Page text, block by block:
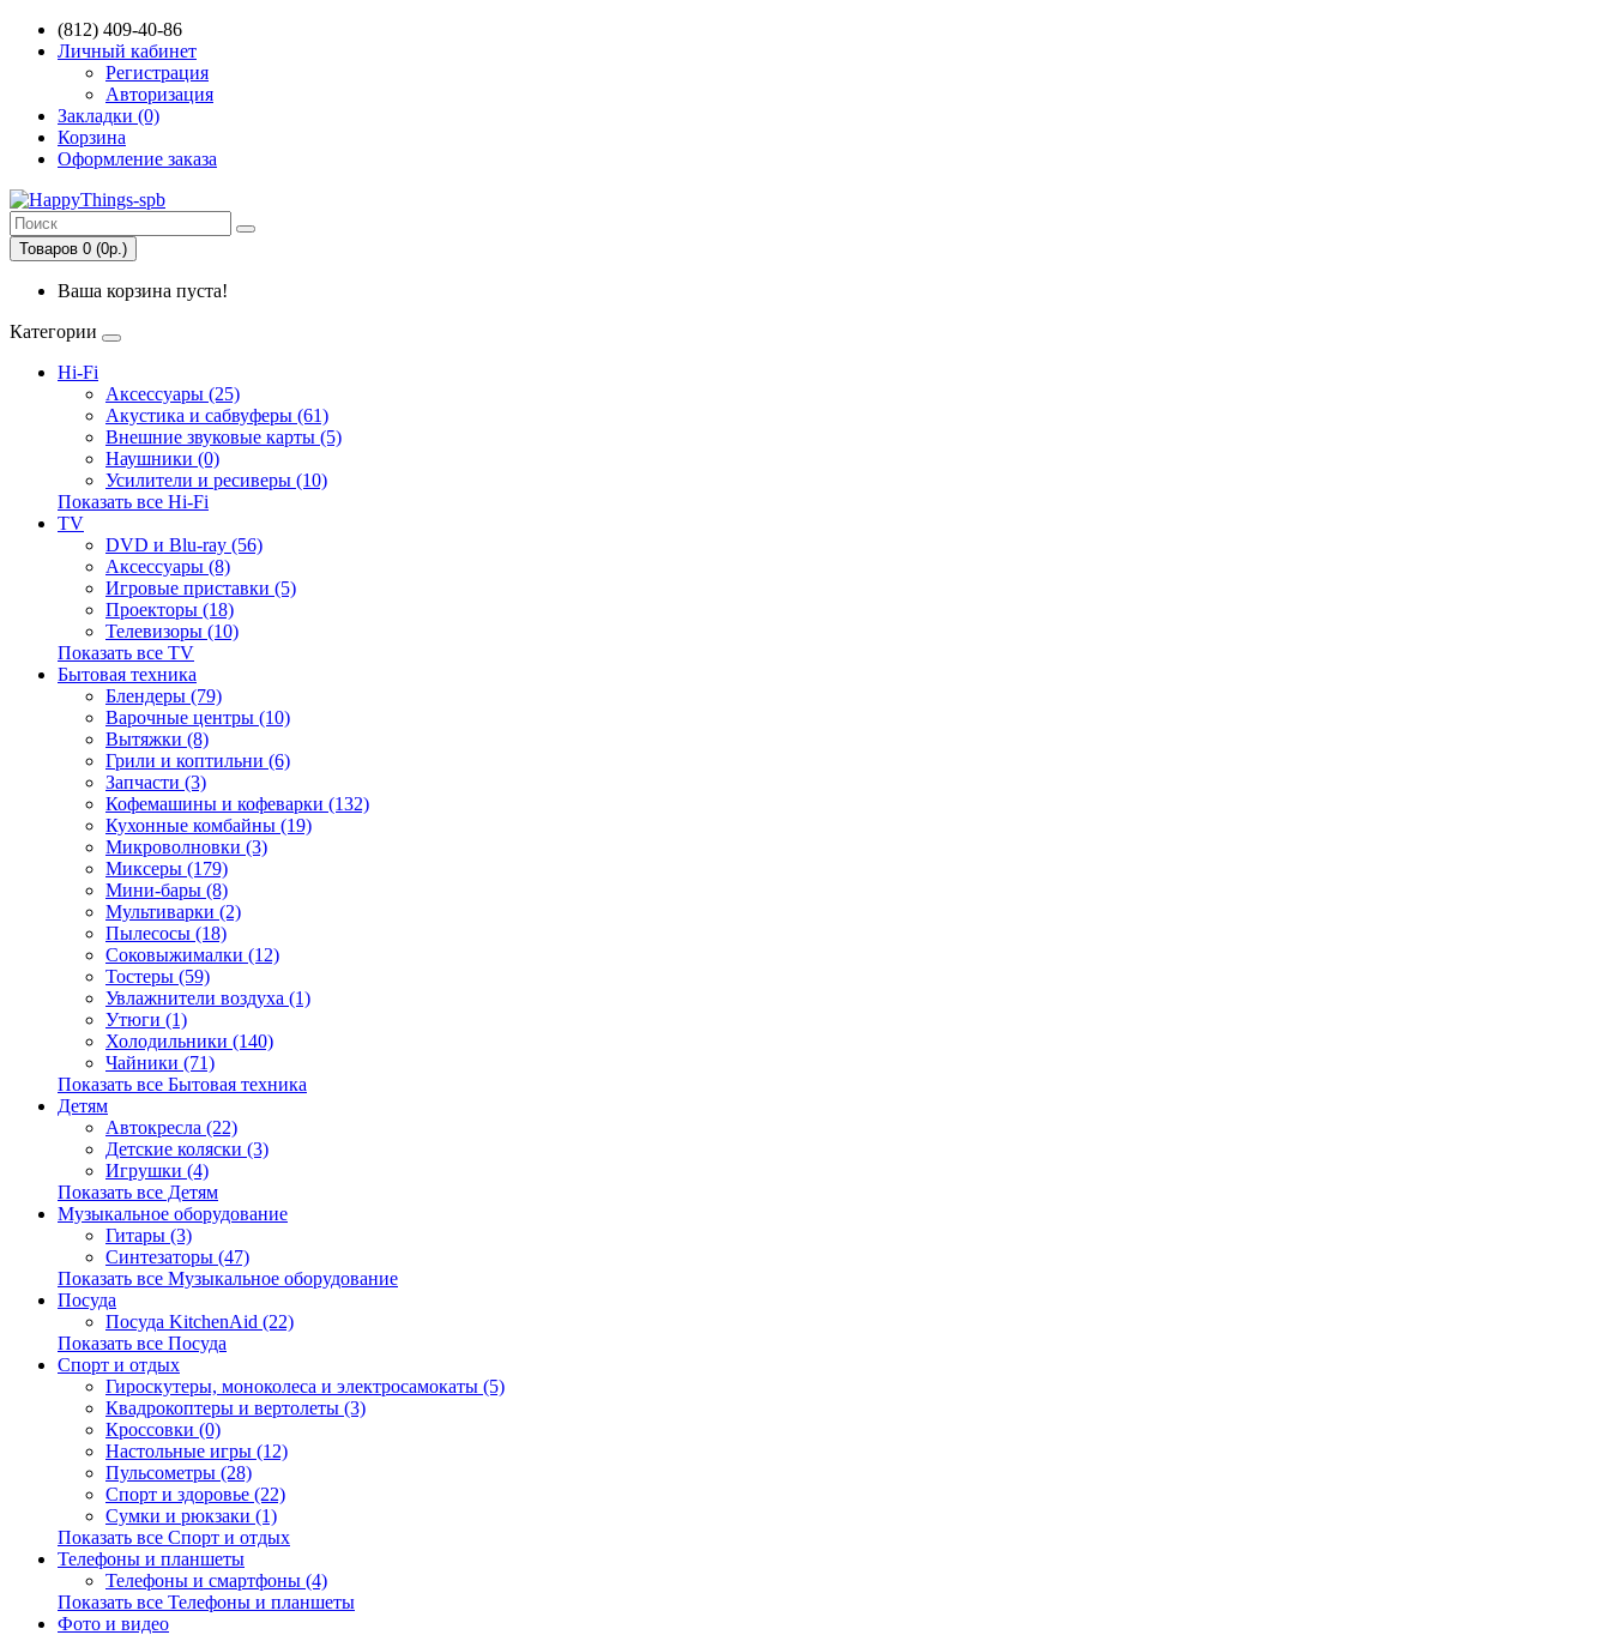
(812) 409-40-86
Личный кабинет
Регистрация
Авторизация
Закладки (0)
Корзина
Оформление заказа
Товаров 0 (0р.)
Ваша корзина пуста!
Категории
Hi-Fi
Аксессуары (25)
Акустика и сабвуферы (61)
Внешние звуковые карты (5)
Наушники (0)
Усилители и ресиверы (10)
Показать все Hi-Fi
TV
DVD и Blu-ray (56)
Аксессуары (8)
Игровые приставки (5)
Проекторы (18)
Телевизоры (10)
Показать все TV
Бытовая техника
Блендеры (79)
Варочные центры (10)
Вытяжки (8)
Грили и коптильни (6)
Запчасти (3)
Кофемашины и кофеварки (132)
Кухонные комбайны (19)
Микроволновки (3)
Миксеры (179)
Мини-бары (8)
Мультиварки (2)
Пылесосы (18)
Соковыжималки (12)
Тостеры (59)
Увлажнители воздуха (1)
Утюги (1)
Холодильники (140)
Чайники (71)
Показать все Бытовая техника
Детям
Автокресла (22)
Детские коляски (3)
Игрушки (4)
Показать все Детям
Музыкальное оборудование
Гитары (3)
Синтезаторы (47)
Показать все Музыкальное оборудование
Посуда
Посуда KitchenAid (22)
Показать все Посуда
Спорт и отдых
Гироскутеры, моноколеса и электросамокаты (5)
Квадрокоптеры и вертолеты (3)
Кроссовки (0)
Настольные игры (12)
Пульсометры (28)
Спорт и здоровье (22)
Сумки и рюкзаки (1)
Показать все Спорт и отдых
Телефоны и планшеты
Телефоны и смартфоны (4)
Показать все Телефоны и планшеты
Фото и видео